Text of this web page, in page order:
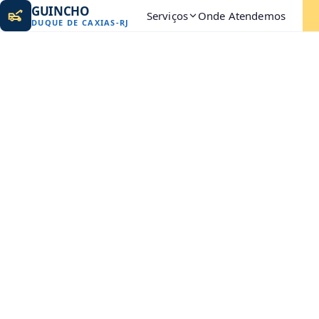
GUINCHO
DUQUE DE CAXIAS-RJ Serviços Onde Atendemos